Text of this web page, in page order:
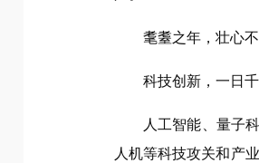
耄耋之年，壮心
科技创新，一日
人工智能、量子
人机等科技攻关和产